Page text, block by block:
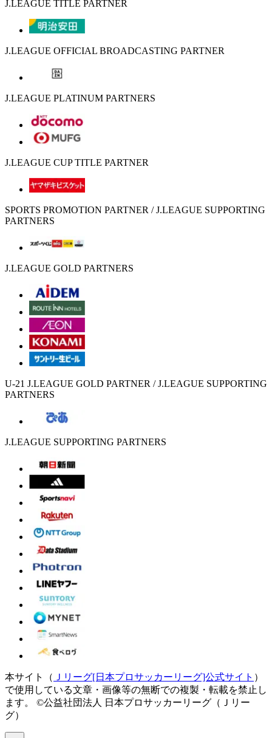
J.LEAGUE TITLE PARTNER
J.LEAGUE OFFICIAL BROADCASTING PARTNER
J.LEAGUE PLATINUM PARTNERS
J.LEAGUE CUP TITLE PARTNER
SPORTS PROMOTION PARTNER / J.LEAGUE SUPPORTING
PARTNERS
J.LEAGUE GOLD PARTNERS
U-21 J.LEAGUE GOLD PARTNER / J.LEAGUE SUPPORTING
PARTNERS
J.LEAGUE SUPPORTING PARTNERS
本サイト（ Ｊリーグ[日本プロサッカーリーグ]公式サイト ）
で使用している文章・画像等の無断での複製・転載を禁止し
ます。
©公益社団法人 日本プロサッカーリーグ（Ｊリー
グ）